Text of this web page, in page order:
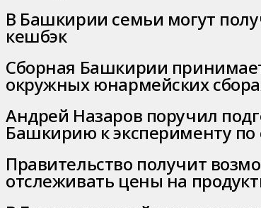
В Башкирии семьи могут
кешбэк
Сборная Башкирии
окружных юнармейских
Андрей Назаров поручил
Башкирию к эксперименту по
Правительство получит
отслеживать цены на